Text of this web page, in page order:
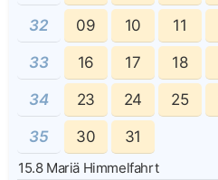
32 09 10 11
33 16 17 18
34 23 24 25
35 30 31
15.8Mariä Himmelfahrt